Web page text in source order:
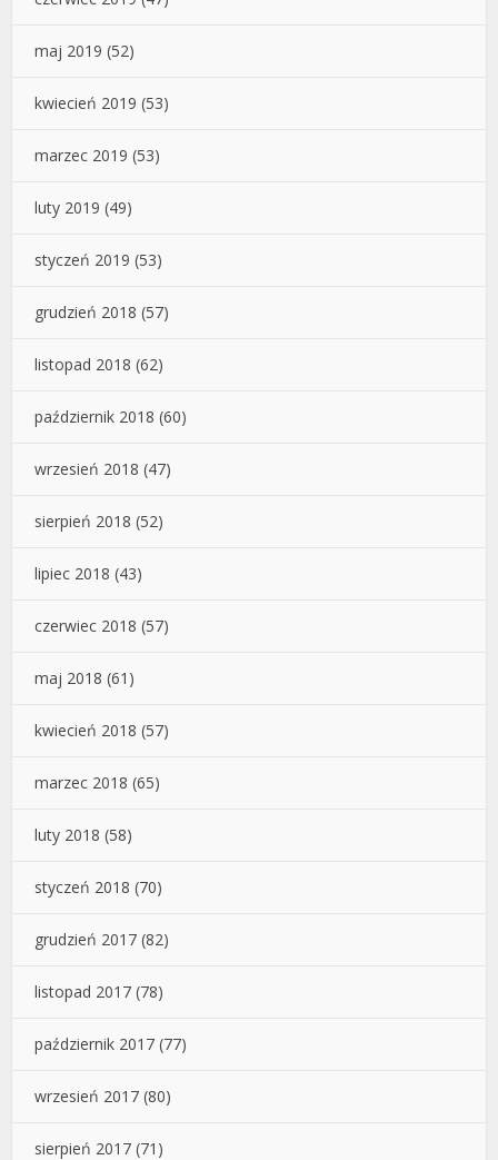
maj 2019 (52)
kwiecień 2019 (53)
marzec 2019 (53)
luty 2019 (49)
styczeń 2019 (53)
grudzień 2018 (57)
listopad 2018 (62)
październik 2018 (60)
wrzesień 2018 (47)
sierpień 2018 (52)
lipiec 2018 (43)
czerwiec 2018 (57)
maj 2018 (61)
kwiecień 2018 (57)
marzec 2018 (65)
luty 2018 (58)
styczeń 2018 (70)
grudzień 2017 (82)
listopad 2017 (78)
październik 2017 (77)
wrzesień 2017 (80)
sierpień 2017 (71)